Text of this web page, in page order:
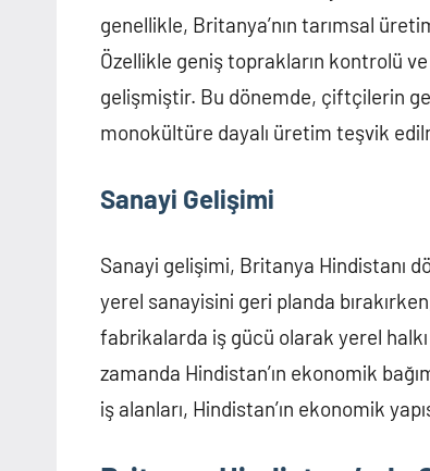
genellikle, Britanya’nın tarımsal
Özellikle geniş toprakların kontrolü
gelişmiştir. Bu dönemde, çiftçilerin
monokültüre dayalı üretim teşvik
Sanayi Gelişimi
Sanayi gelişimi, Britanya Hindistanı
yerel sanayisini geri planda
fabrikalarda iş gücü olarak yerel
zamanda Hindistan’ın ekonomik
iş alanları, Hindistan’ın ekonomik